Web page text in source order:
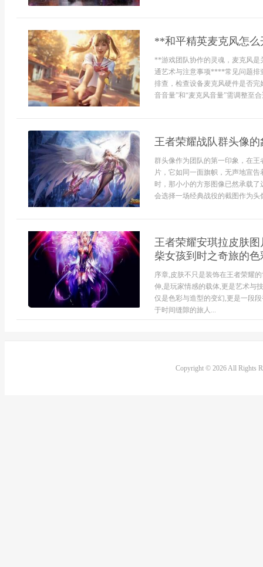
**和平精英麦克风怎
**游戏团队协作的灵魂，麦克风
通艺术与注意事项****常见问题排
排查，检查设备麦克风硬件是否
音音量”和“麦克风音量”需调整至
王者荣耀战队群头像
群头像作为团队的第一印象，在
片，它如同一面旗帜，无声地宣
时，那小小的方形图像已然承载
会选择一场经典战役的截图作为头
王者荣耀安琪拉皮肤
柴女孩到时之奇旅的色
序章,皮肤不只是装饰在王者荣耀
伸,是玩家情感的载体,更是艺术与
仅是色彩与造型的变幻,更是一段
于时间缝隙的旅人...
Copyright © 2026 All Rights